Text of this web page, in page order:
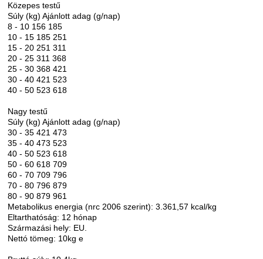
Közepes testű
Súly (kg) Ajánlott adag (g/nap)
8 - 10 156 185
10 - 15 185 251
15 - 20 251 311
20 - 25 311 368
25 - 30 368 421
30 - 40 421 523
40 - 50 523 618
Nagy testű
Súly (kg) Ajánlott adag (g/nap)
30 - 35 421 473
35 - 40 473 523
40 - 50 523 618
50 - 60 618 709
60 - 70 709 796
70 - 80 796 879
80 - 90 879 961
Metabolikus energia (nrc 2006 szerint): 3.361,57 kcal/kg
Eltarthatóság: 12 hónap
Származási hely: EU.
Nettó tömeg: 10kg e